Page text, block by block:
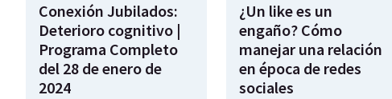
Conexión Jubilados:
Deterioro cognitivo |
Programa Completo
del 28 de enero de
2024
¿Un like es un
engaño? Cómo
manejar una relación
en época de redes
sociales